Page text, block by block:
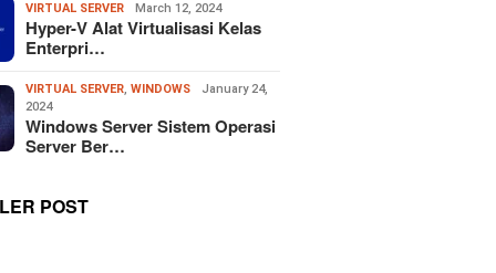
VIRTUAL SERVER March 12, 2024
Hyper-V Alat Virtualisasi Kelas
Enterpri…
VIRTUAL SERVER,WINDOWS
January 24,
2024
Windows Server Sistem Operasi
Server Ber…
POST